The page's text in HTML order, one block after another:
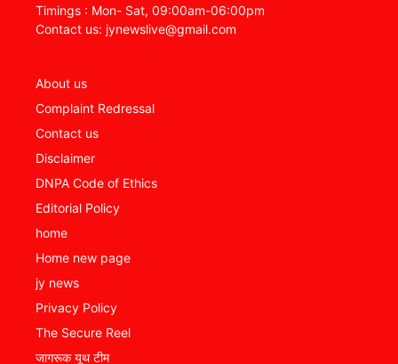
Timings : Mon- Sat, 09:00am-06:00pm
Contact us: jynewslive@gmail.com
About us
Complaint Redressal
Contact us
Disclaimer
DNPA Code of Ethics
Editorial Policy
home
Home new page
jy news
Privacy Policy
The Secure Reel
जागरूक यूथ टीम